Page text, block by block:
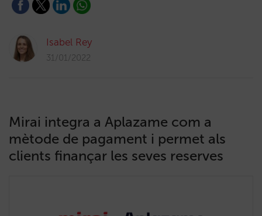
Isabel Rey
31/01/2022
Mirai integra a Aplazame com a
mètode de pagament i permet als
clients finançar les seves reserves